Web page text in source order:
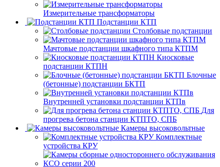
Измерительные трансформаторы
Подстанции КТП
Столбовые подстанции
Мачтовые подстанции шкафного типа КТПМ
Киосковые
подстанции КТПН
Блочные
(бетонные) подстанции БКТП
Внутренней установки подстанции КТПв
Для
прогрева бетона станции КТПТО, СПБ
Камеры высоковольтные
Комплектные
устройства КРУ